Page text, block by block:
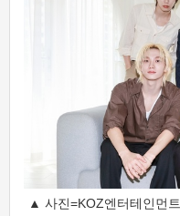
▲ 사진=KOZ엔터테인먼트